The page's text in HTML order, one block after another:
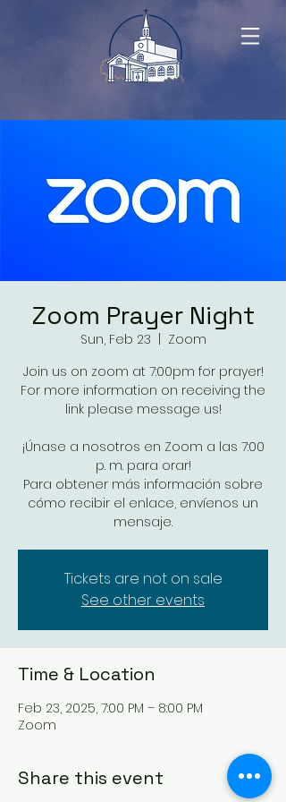
Zoom Prayer Night
Sun, Feb 23
Zoom
Join us on zoom at 7:00pm for prayer!
For more information on receiving the
link please message us!
¡Únase a nosotros en Zoom a las 7:00
p. m. para orar!
Para obtener más información sobre
cómo recibir el enlace, envíenos un
mensaje.
Tickets are not on sale
See other events
Time & Location
Feb 23, 2025, 7:00 PM – 8:00 PM
Zoom
Share this event